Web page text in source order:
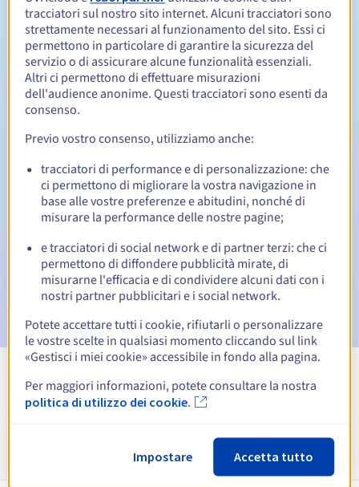
Periodo di rinnovo Da 1 a 10 anni
Redemption period
Notifiche automatiche:
Email di notifica:60, 30, 15, 7 e 3 giorni prima della
scadenza
per notificare la
sospensione del nome di dominio
Email dopo il Redemption Grace Period per notificare la
cancellazione del nome di dominio
Visualizza tutte le estensioni
Informazioni su .gt
tracciatori sul nostro sito internet. Alcuni tracciatori sono
strettamente necessari al funzionamento del sito. Essi ci
permettono in particolare di garantire la sicurezza del
servizio o di assicurare alcune funzionalità essenziali.
Altri ci permettono di effettuare misurazioni
dell'audience anonime. Questi tracciatori sono esenti da
consenso.
Previo vostro consenso, utilizziamo anche:
tracciatori di performance e di personalizzazione: che
ci permettono di migliorare la vostra navigazione in
base alle vostre preferenze e abitudini, nonché di
misurare la performance delle nostre pagine;
e tracciatori di social network e di partner terzi: che ci
permettono di diffondere pubblicità mirate, di
misurarne l'efficacia e di condividere alcuni dati con i
nostri partner pubblicitari e i social network.
Potete accettare tutti i cookie, rifiutarli o personalizzare
le vostre scelte in qualsiasi momento cliccando sul link
«Gestisci i miei cookie» accessibile in fondo alla pagina.
Per maggiori informazioni, potete consultare la nostra
politica di utilizzo dei cookie.
Impostare Accetta tutto